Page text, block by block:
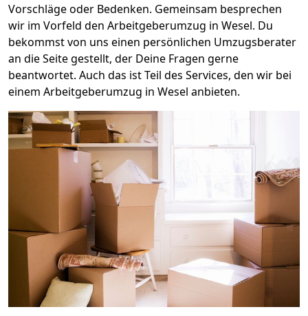
Vorschläge oder Bedenken. Gemeinsam besprechen
wir im Vorfeld den Arbeitgeberumzug in Wesel. Du
bekommst von uns einen persönlichen Umzugsberater
an die Seite gestellt, der Deine Fragen gerne
beantwortet. Auch das ist Teil des Services, den wir bei
einem Arbeitgeberumzug in Wesel anbieten.